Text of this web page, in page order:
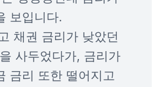
보입니다.
채권 금리가 낮았던
사두었다가, 금리가
금리 또한 떨어지고